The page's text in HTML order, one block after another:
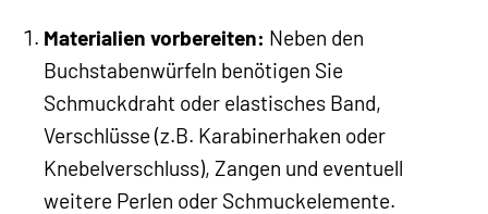
Materialien vorbereiten: Neben den
Buchstabenwürfeln benötigen Sie
Schmuckdraht oder elastisches Band,
Verschlüsse (z.B. Karabinerhaken oder
Knebelverschluss), Zangen und eventuell
weitere Perlen oder Schmuckelemente.